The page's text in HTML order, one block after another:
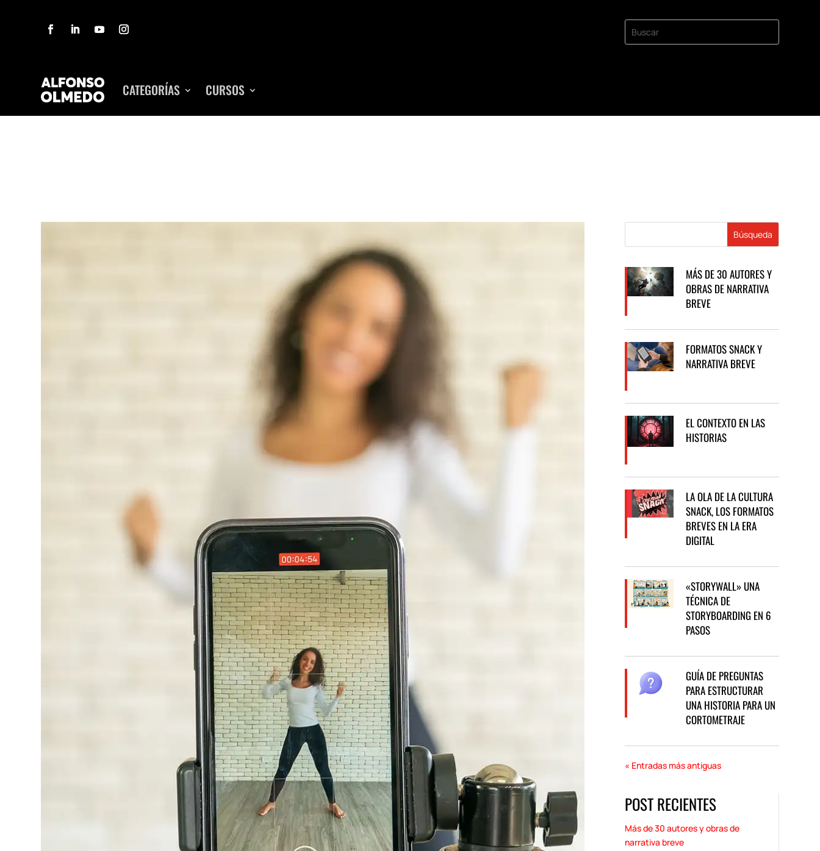
CATEGORÍAS CURSOS
MÁS DE 30 AUTORES Y
OBRAS DE NARRATIVA
BREVE
FORMATOS SNACK Y
NARRATIVA BREVE
EL CONTEXTO EN LAS
HISTORIAS
LA OLA DE LA CULTURA
SNACK, LOS FORMATOS
BREVES EN LA ERA
DIGITAL
«STORYWALL» UNA
TÉCNICA DE
STORYBOARDING EN 6
PASOS
GUÍA DE PREGUNTAS
PARA ESTRUCTURAR
UNA HISTORIA PARA UN
CORTOMETRAJE
« Entradas más antiguas
POST RECIENTES
Más de 30 autores y obras de
narrativa breve